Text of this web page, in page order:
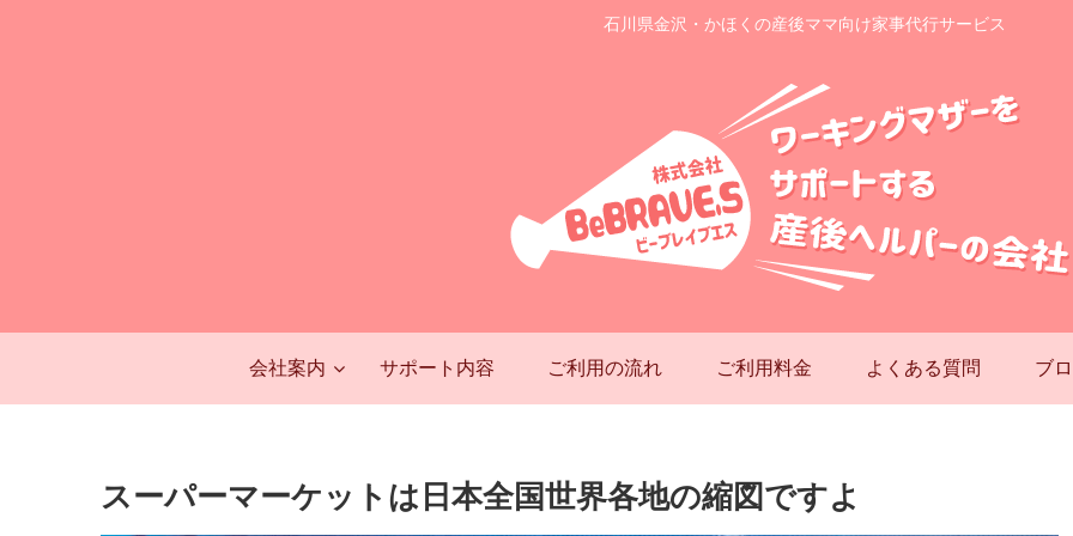
石川県金沢・かほくの産後ママ向け家事代行サービス
会社案内 サポート内容 ご利用の流れ ご利用料金 よくある質問 ブ
スーパーマーケットは日本全国世界各地の縮図ですよ